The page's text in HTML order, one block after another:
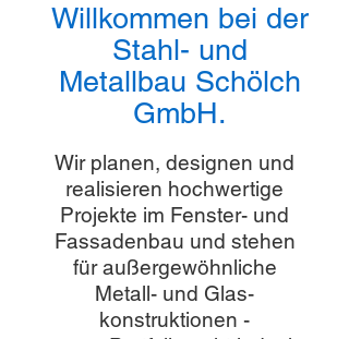
Willkommen bei der
Stahl- und
Metallbau Schölch
GmbH.
Wir planen, designen und
realisieren hochwertige
Projekte im Fenster- und
Fassadenbau und stehen
für außergewöhnliche
Metall- und Glas­
konstruktionen -